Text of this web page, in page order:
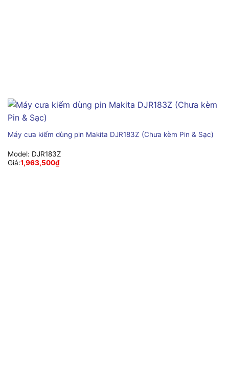
Máy cưa kiếm dùng pin Makita DJR183Z (Chưa kèm Pin & Sạc)
Model: DJR183Z
Giá:1,963,500₫